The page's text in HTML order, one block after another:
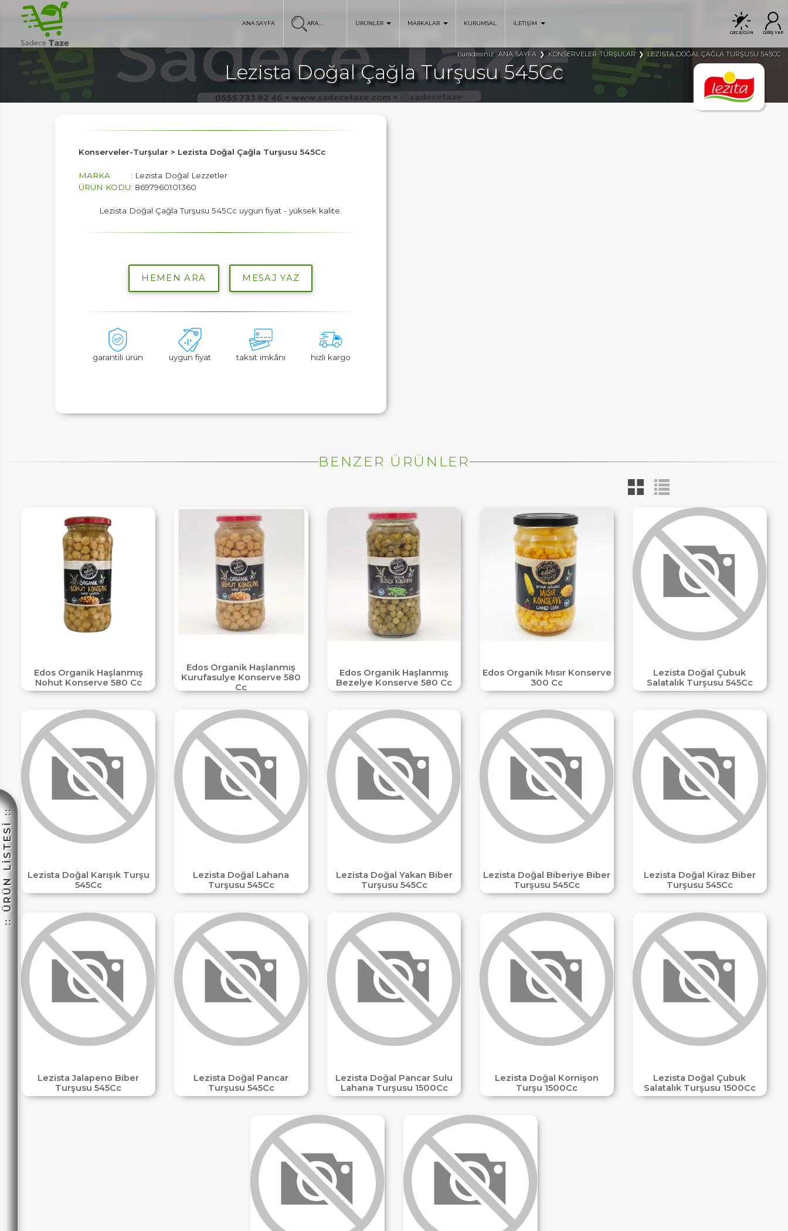
☽
:: ÜRÜN LİSTESİ ::
GECE/GÜN GİRİŞ YAP
ANA SAYFA ÜRÜNLER MARKALAR KURUMSAL İLETİŞİM
buradasınız :ANA SAYFA KONSERVELER-TURŞULAR LEZİSTA DOĞAL ÇAĞLA TURŞUSU 545CC
Lezista Doğal Çağla Turşusu 545Cc
Konserveler-Turşular > Lezista Doğal Çağla Turşusu 545Cc
MARKA
: Lezista Doğal Lezzetler
ÜRÜN KODU: 8697960101360
Lezista Doğal Çağla Turşusu 545Cc uygun fiyat - yüksek kalite.
HEMEN ARA MESAJ YAZ
garantili ürün uygun fiyat taksit imkânı hızlı kargo
BENZER ÜRÜNLER
Edos Organik Haşlanmış
Nohut Konserve 580 Cc
Edos Organik Haşlanmış
Kurufasulye Konserve 580
Cc
Edos Organik Haşlanmış
Bezelye Konserve 580 Cc
Edos Organik Mısır Konserve
300 Cc
Lezista Doğal Çubuk
Salatalık Turşusu 545Cc
Lezista Doğal Karışık Turşu
545Cc
Lezista Doğal Lahana
Turşusu 545Cc
Lezista Doğal Yakan Biber
Turşusu 545Cc
Lezista Doğal Biberiye Biber
Turşusu 545Cc
Lezista Doğal Kiraz Biber
Turşusu 545Cc
Lezista Jalapeno Biber
Turşusu 545Cc
Lezista Doğal Pancar
Turşusu 545Cc
Lezista Doğal Pancar Sulu
Lahana Turşusu 1500Cc
Lezista Doğal Kornişon
Turşu 1500Cc
Lezista Doğal Çubuk
Salatalık Turşusu 1500Cc